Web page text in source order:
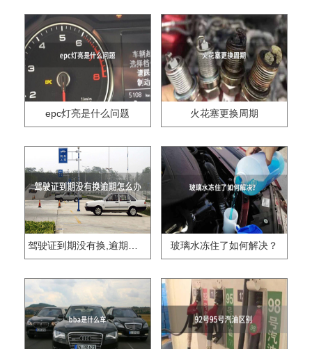
epc灯亮是什么问题 火花塞更换周期
驾驶证到期没有换,逾期怎么办?? 玻璃水冻住了如何解决？